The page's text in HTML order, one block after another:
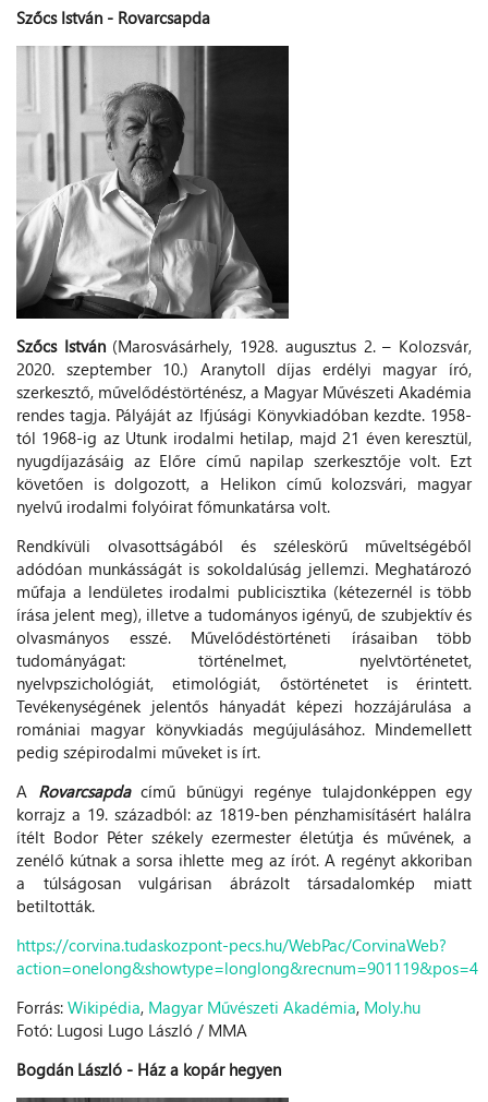
Szőcs István - Rovarcsapda
Szőcs István(Marosvásárhely, 1928. augusztus 2. – Kolozsvár,
2020. szeptember 10.) Aranytoll díjas erdélyi magyar író,
szerkesztő, művelődéstörténész, a Magyar Művészeti Akadémia
rendes tagja. Pályáját az Ifjúsági Könyvkiadóban kezdte. 1958-
tól 1968-ig az Utunk irodalmi hetilap, majd 21 éven keresztül,
nyugdíjazásáig az Előre című napilap szerkesztője volt. Ezt
követően is dolgozott, a Helikon című kolozsvári, magyar
nyelvű irodalmi folyóirat főmunkatársa volt.
Rendkívüli olvasottságából és széleskörű műveltségéből
adódóan munkásságát is sokoldalúság jellemzi. Meghatározó
műfaja a lendületes irodalmi publicisztika (kétezernél is több
írása jelent meg), illetve a tudományos igényű, de szubjektív és
olvasmányos esszé. Művelődéstörténeti írásaiban több
tudományágat: történelmet, nyelvtörténetet,
nyelvpszichológiát, etimológiát, őstörténetet is érintett.
Tevékenységének jelentős hányadát képezi hozzájárulása a
romániai magyar könyvkiadás megújulásához. Mindemellett
pedig szépirodalmi műveket is írt.
A Rovarcsapdacímű bűnügyi regénye tulajdonképpen egy
korrajz a 19. századból: az 1819-ben pénzhamisításért halálra
ítélt Bodor Péter székely ezermester életútja és művének, a
zenélő kútnak a sorsa ihlette meg az írót. A regényt akkoriban
a túlságosan vulgárisan ábrázolt társadalomkép miatt
betiltották.
https://corvina.tudaskozpont-pecs.hu/WebPac/CorvinaWeb?
action=onelong&showtype=longlong&recnum=901119&pos=4
Forrás: Wikipédia, Magyar Művészeti Akadémia, Moly.hu
Fotó: Lugosi Lugo László / MMA
Bogdán László - Ház a kopár hegyen